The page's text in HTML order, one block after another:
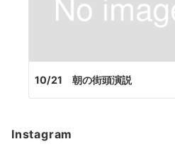
10/21 朝の街頭演説
Instagram